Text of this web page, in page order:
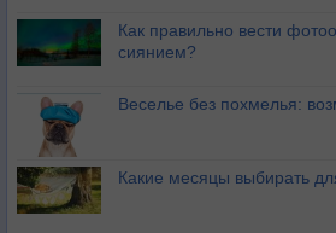
Как правильно вести
сиянием?
Веселье без похмелья:
Какие месяцы выбирать